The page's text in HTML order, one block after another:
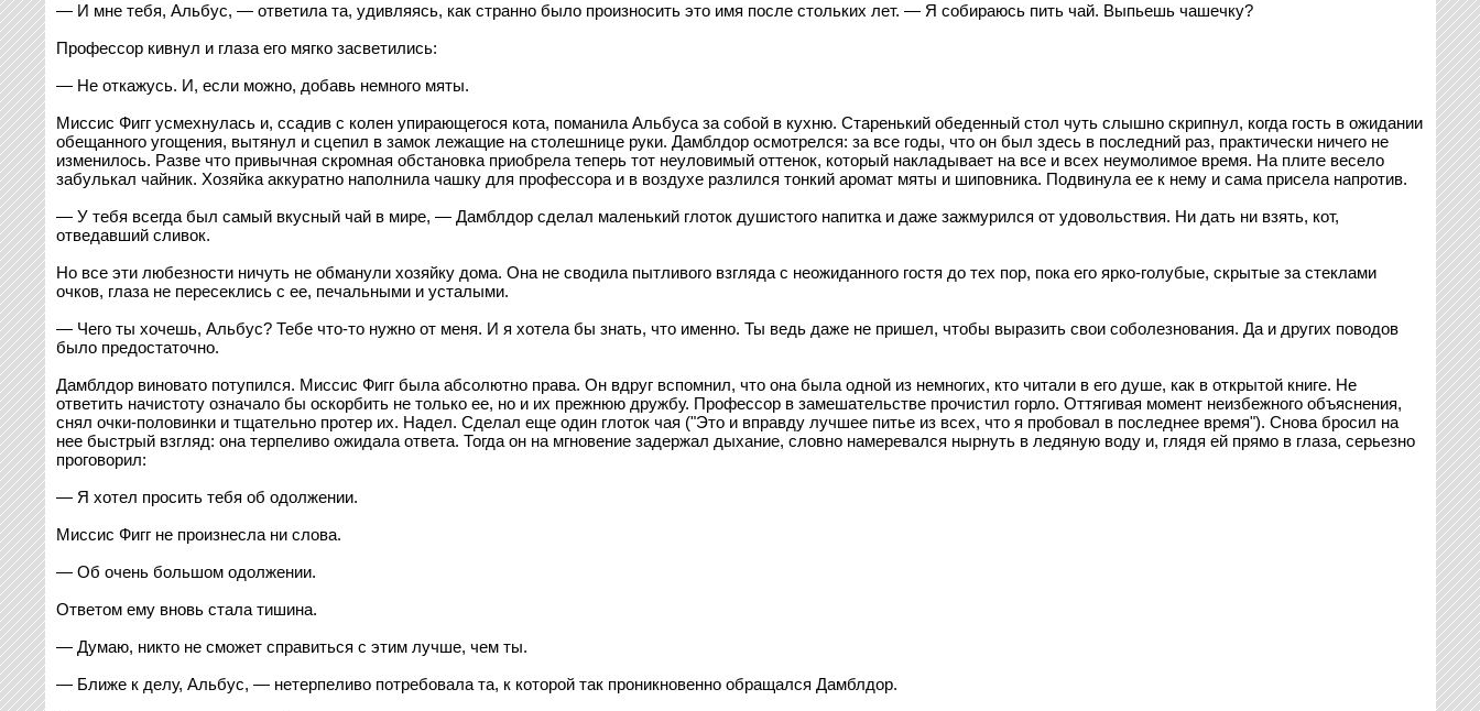
— И мне тебя, Альбус, — ответила та, удивляясь, как странно было произносить это имя после стольких лет. — Я собираюсь пить чай. Выпьешь чашечку?
Профессор кивнул и глаза его мягко засветились:
— Не откажусь. И, если можно, добавь немного мяты.
Миссис Фигг усмехнулась и, ссадив с колен упирающегося кота, поманила Альбуса за собой в кухню. Старенький обеденный стол чуть слышно скрипнул, когда гость в ожидании
обещанного угощения, вытянул и сцепил в замок лежащие на столешнице руки. Дамблдор осмотрелся: за все годы, что он был здесь в последний раз, практически ничего не
изменилось. Разве что привычная скромная обстановка приобрела теперь тот неуловимый оттенок, который накладывает на все и всех неумолимое время. На плите весело
забулькал чайник. Хозяйка аккуратно наполнила чашку для профессора и в воздухе разлился тонкий аромат мяты и шиповника. Подвинула ее к нему и сама присела напротив.
— У тебя всегда был самый вкусный чай в мире, — Дамблдор сделал маленький глоток душистого напитка и даже зажмурился от удовольствия. Ни дать ни взять, кот,
отведавший сливок.
Но все эти любезности ничуть не обманули хозяйку дома. Она не сводила пытливого взгляда с неожиданного гостя до тех пор, пока его ярко-голубые, скрытые за стеклами
очков, глаза не пересеклись с ее, печальными и усталыми.
— Чего ты хочешь, Альбус? Тебе что-то нужно от меня. И я хотела бы знать, что именно. Ты ведь даже не пришел, чтобы выразить свои соболезнования. Да и других поводов
было предостаточно.
Дамблдор виновато потупился. Миссис Фигг была абсолютно права. Он вдруг вспомнил, что она была одной из немногих, кто читали в его душе, как в открытой книге. Не
ответить начистоту означало бы оскорбить не только ее, но и их прежнюю дружбу. Профессор в замешательстве прочистил горло. Оттягивая момент неизбежного объяснения,
снял очки-половинки и тщательно протер их. Надел. Сделал еще один глоток чая ("Это и вправду лучшее питье из всех, что я пробовал в последнее время"). Снова бросил на
нее быстрый взгляд: она терпеливо ожидала ответа. Тогда он на мгновение задержал дыхание, словно намеревался нырнуть в ледяную воду и, глядя ей прямо в глаза, серьезно
проговорил:
— Я хотел просить тебя об одолжении.
Миссис Фигг не произнесла ни слова.
— Об очень большом одолжении.
Ответом ему вновь стала тишина.
— Думаю, никто не сможет справиться с этим лучше, чем ты.
— Ближе к делу, Альбус, — нетерпеливо потребовала та, к которой так проникновенно обращался Дамблдор.